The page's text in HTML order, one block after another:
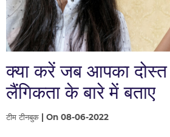
क्या करें जब आपका
लैंगिकता के बारे में बताए
टीम टीनबुक | On 08-06-2022